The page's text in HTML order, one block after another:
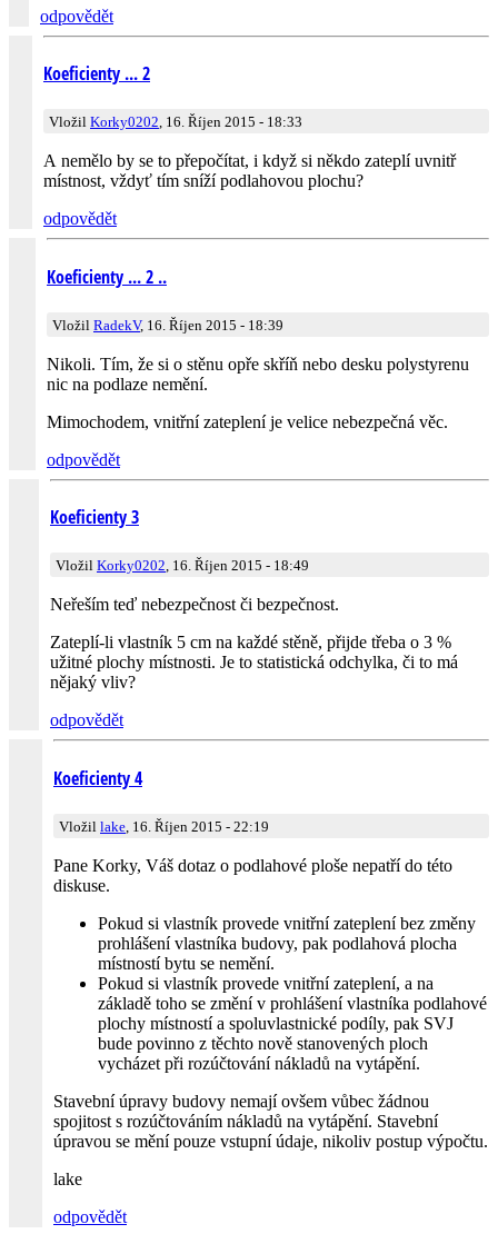
odpovědět
Koeficienty ... 2
Vložil Korky0202, 16. Říjen 2015 - 18:33
A nemělo by se to přepočítat, i když si někdo zateplí uvnitř
místnost, vždyť tím sníží podlahovou plochu?
odpovědět
Koeficienty ... 2 ..
Vložil RadekV, 16. Říjen 2015 - 18:39
Nikoli. Tím, že si o stěnu opře skříň nebo desku polystyrenu
nic na podlaze nemění.
Mimochodem, vnitřní zateplení je velice nebezpečná věc.
odpovědět
Koeficienty 3
Vložil Korky0202, 16. Říjen 2015 - 18:49
Neřeším teď nebezpečnost či bezpečnost.
Zateplí-li vlastník 5 cm na každé stěně, přijde třeba o 3 %
užitné plochy místnosti. Je to statistická odchylka, či to má
nějaký vliv?
odpovědět
Koeficienty 4
Vložil lake , 16. Říjen 2015 - 22:19
Pane Korky, Váš dotaz o podlahové ploše nepatří do této
diskuse.
Pokud si vlastník provede vnitřní zateplení bez změny
prohlášení vlastníka budovy, pak podlahová plocha
místností bytu se nemění.
Pokud si vlastník provede vnitřní zateplení, a na
základě toho se změní v prohlášení vlastníka podlahové
plochy místností a spoluvlastnické podíly, pak SVJ
bude povinno z těchto nově stanovených ploch
vycházet při rozúčtování nákladů na vytápění.
Stavební úpravy budovy nemají ovšem vůbec žádnou
spojitost s rozúčtováním nákladů na vytápění. Stavební
úpravou se mění pouze vstupní údaje, nikoliv postup výpočtu.
lake
odpovědět